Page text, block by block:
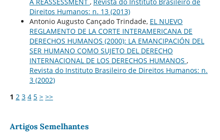
Direitos Humanos: n. 13 (2013)
Antonio Augusto Cançado Trindade, EL NUEVO
REGLAMENTO DE LA CORTE INTERAMERICANA DE
DERECHOS HUMANOS (2000): LA EMANCIPACIÓN DEL
SER HUMANO COMO SUJETO DEL DERECHO
INTERNACIONAL DE LOS DERECHOS HUMANOS ,
Revista do Instituto Brasileiro de Direitos Humanos: n.
3 (2002)
1 2 3 4 5 > >>
Artigos Semelhantes